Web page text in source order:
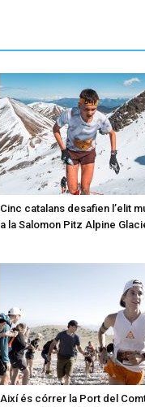
Cinc catalans desafien l’elit
a la Salomon Pitz Alpine
Així és córrer la Port del